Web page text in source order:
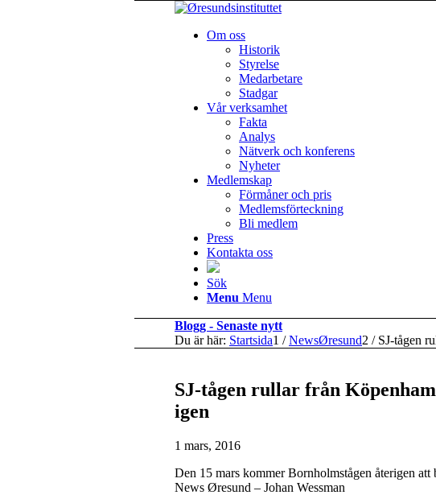
Om oss
Historik
Styrelse
Medarbetare
Stadgar
Vår verksamhet
Fakta
Analys
Nätverk och konferens
Nyheter
Medlemskap
Förmåner och pris
Medlemsförteckning
Bli medlem
Press
Kontakta oss
Sök
Menu Menu
Blogg - Senaste nytt
Du är här: Startsida1 / NewsØresund2 / SJ-tågen
SJ-tågen rullar från
igen
1 mars, 2016
Den 15 mars kommer Bornholmstågen återigen
News Øresund – Johan Wessman